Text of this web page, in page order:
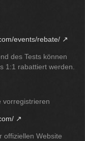
events/rebate/
des Tests können
1:1 rabattiert werden.
vorregistrieren
offiziellen Website